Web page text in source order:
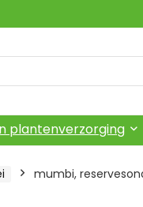
plantenverzorging
mumbi,